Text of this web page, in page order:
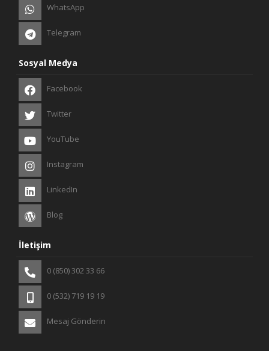
WhatsApp
Telegram
Sosyal Medya
Facebook
Twitter
YouTube
Instagram
LinkedIn
Blog
İletişim
0 (850) 302 33 66
0 (532) 719 19 19
Mesaj Gönderin